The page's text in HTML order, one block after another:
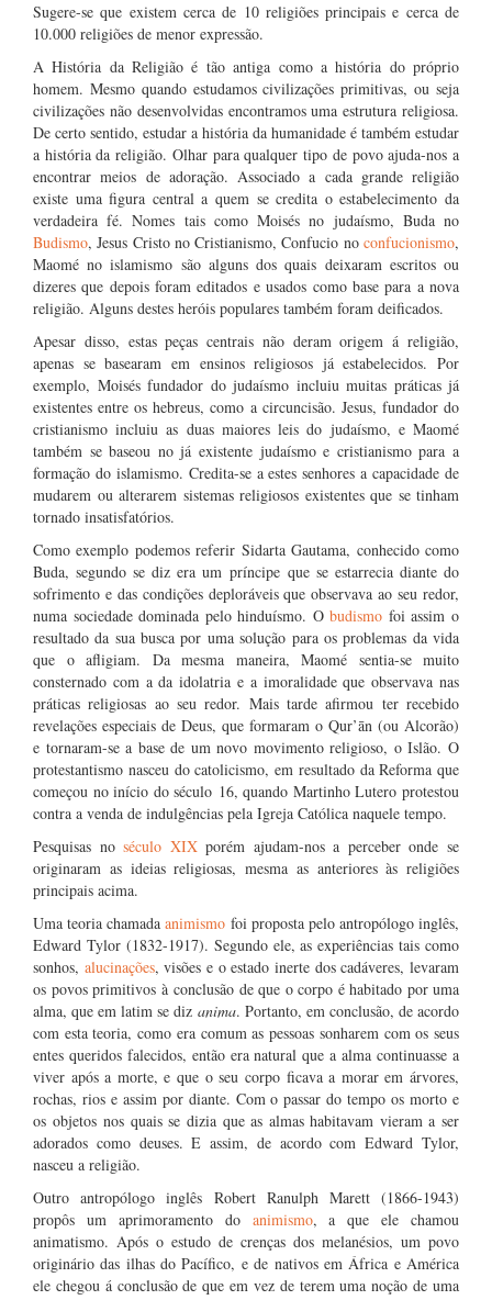
Sugere-se que existem cerca de 10 religiões principais e cerca de
10.000 religiões de menor expressão.
A História da Religião é tão antiga como a história do próprio
homem. Mesmo quando estudamos civilizações primitivas, ou seja
civilizações não desenvolvidas encontramos uma estrutura religiosa.
De certo sentido, estudar a história da humanidade é também estudar
a história da religião. Olhar para qualquer tipo de povo ajuda-nos a
encontrar meios de adoração. Associado a cada grande religião
existe uma figura central a quem se credita o estabelecimento da
verdadeira fé. Nomes tais como Moisés no judaísmo, Buda no
Budismo, Jesus Cristo no Cristianismo, Confucio no confucionismo,
Maomé no islamismo são alguns dos quais deixaram escritos ou
dizeres que depois foram editados e usados como base para a nova
religião. Alguns destes heróis populares também foram deificados.
Apesar disso, estas peças centrais não deram origem á religião,
apenas se basearam em ensinos religiosos já estabelecidos. Por
exemplo, Moisés fundador do judaísmo incluiu muitas práticas já
existentes entre os hebreus, como a circuncisão. Jesus, fundador do
cristianismo incluiu as duas maiores leis do judaísmo, e Maomé
também se baseou no já existente judaísmo e cristianismo para a
formação do islamismo. Credita-se a estes senhores a capacidade de
mudarem ou alterarem sistemas religiosos existentes que se tinham
tornado insatisfatórios.
Como exemplo podemos referir Sidarta Gautama, conhecido como
Buda, segundo se diz era um príncipe que se estarrecia diante do
sofrimento e das condições deploráveis que observava ao seu redor,
numa sociedade dominada pelo hinduísmo. Obudismo foi assim o
resultado da sua busca por uma solução para os problemas da vida
que o afligiam. Da mesma maneira, Maomé sentia-se muito
consternado com a da idolatria e a imoralidade que observava nas
práticas religiosas ao seu redor. Mais tarde afirmou ter recebido
revelações especiais de Deus, que formaram o Qur’ān (ou Alcorão)
e tornaram-se a base de um novo movimento religioso, o Islão. O
protestantismo nasceu do catolicismo, em resultado da Reforma que
começou no início do século 16, quando Martinho Lutero protestou
contra a venda de indulgências pela Igreja Católica naquele tempo.
Pesquisas noséculo XIXporém ajudam-nos a perceber onde se
originaram as ideias religiosas, mesma as anteriores às religiões
principais acima.
Uma teoria chamadaanimismo foi proposta pelo antropólogo inglês,
Edward Tylor (1832-1917). Segundo ele, as experiências tais como
sonhos, alucinações, visões e o estado inerte dos cadáveres, levaram
os povos primitivos à conclusão de que o corpo é habitado por uma
alma, que em latim se diz anima. Portanto, em conclusão, de acordo
com esta teoria, como era comum as pessoas sonharem com os seus
entes queridos falecidos, então era natural que a alma continuasse a
viver após a morte, e que o seu corpo ficava a morar em árvores,
rochas, rios e assim por diante. Com o passar do tempo os morto e
os objetos nos quais se dizia que as almas habitavam vieram a ser
adorados como deuses. E assim, de acordo com Edward Tylor,
nasceu a religião.
Outro antropólogo inglês Robert Ranulph Marett (1866-1943)
propôs um aprimoramento do animismo, a que ele chamou
animatismo. Após o estudo de crenças dos melanésios, um povo
originário das ilhas do Pacífico, e de nativos em África e América
ele chegou á conclusão de que em vez de terem uma noção de uma